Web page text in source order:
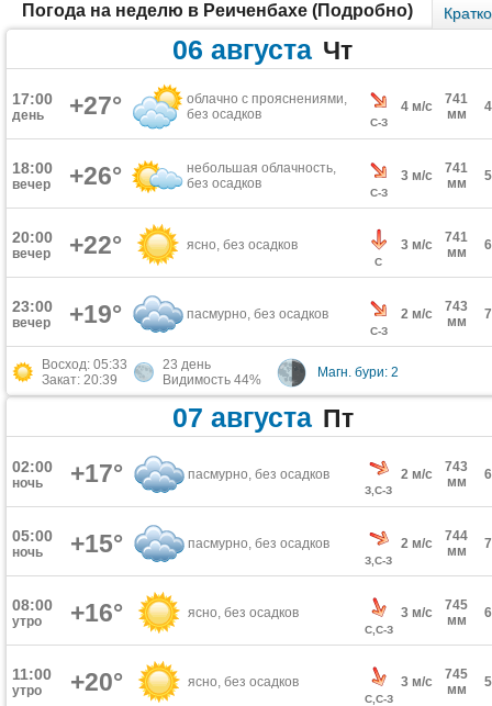
Погода на неделю в Реиченбахе (Подробно) Кратко
06 августа Чт
17:00
день +27°
облачно с прояснениями,
без осадков
С-З
4 м/с
741
мм
18:00
вечер +26°
небольшая облачность,
без осадков
С-З
3 м/с
741
мм
20:00
вечер +22° ясно, без осадков
С
3 м/с
741
мм
23:00
вечер +19° пасмурно, без осадков
С-З
2 м/с
743
мм
Восход: 05:33
Закат: 20:39
23 день
Видимость 44%
Магн. бури: 2
07 августа Пт
02:00
ночь +17° пасмурно, без осадков
З,С-З
2 м/с
743
мм
05:00
ночь +15° пасмурно, без осадков
З,С-З
2 м/с
744
мм
08:00
утро +16° ясно, без осадков
С,С-З
3 м/с
745
мм
11:00
утро +20° ясно, без осадков
С,С-З
3 м/с
745
мм